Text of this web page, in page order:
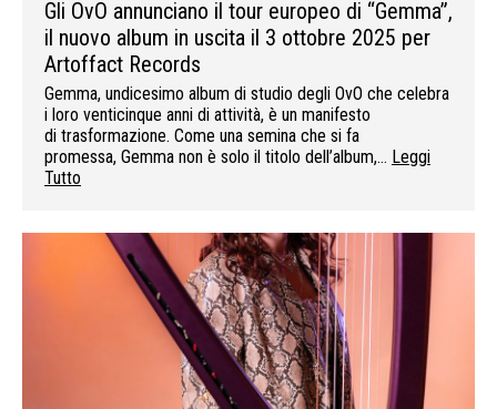
Gli OvO annunciano il tour europeo di “Gemma”,
il nuovo album in uscita il 3 ottobre 2025 per
Artoffact Records
Gemma, undicesimo album di studio degli OvO che celebra
i loro venticinque anni di attività, è un manifesto
di trasformazione. Come una semina che si fa
promessa, Gemma non è solo il titolo dell’album,… Leggi
Tutto